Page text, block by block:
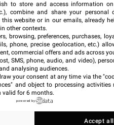
to store and access information
combine and share your personal
this website or in our emails, already
other contexts.
browsing, preferences, purchases,
phone, precise geolocation, etc.)
commercial offers and ads across
SMS, phone, audio, and video),
analysing audiences.
your consent at any time via the
and object to processing
valid for 6 months.
powered by
Accept all